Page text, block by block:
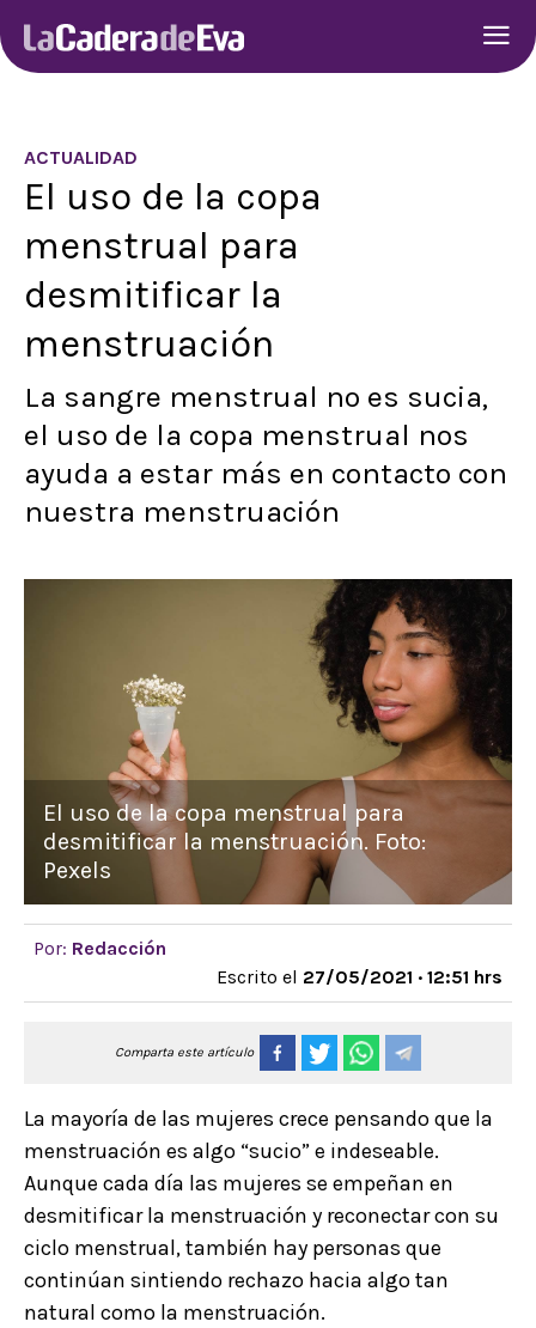
ACTUALIDAD
El uso de la copa
menstrual para
desmitificar la
menstruación
La sangre menstrual no es sucia,
el uso de la copa menstrual nos
ayuda a estar más en contacto con
nuestra menstruación
El uso de la copa menstrual para
desmitificar la menstruación. Foto:
Pexels
Por: Redacción
Escrito el 27/05/2021 · 12:51 hrs
Comparta este artículo
La mayoría de las mujeres crece pensando que la
menstruación es algo “sucio” e indeseable.
Aunque cada día las mujeres se empeñan en
desmitificar la menstruación y reconectar con su
ciclo menstrual, también hay personas que
continúan sintiendo rechazo hacia algo tan
natural como la menstruación.